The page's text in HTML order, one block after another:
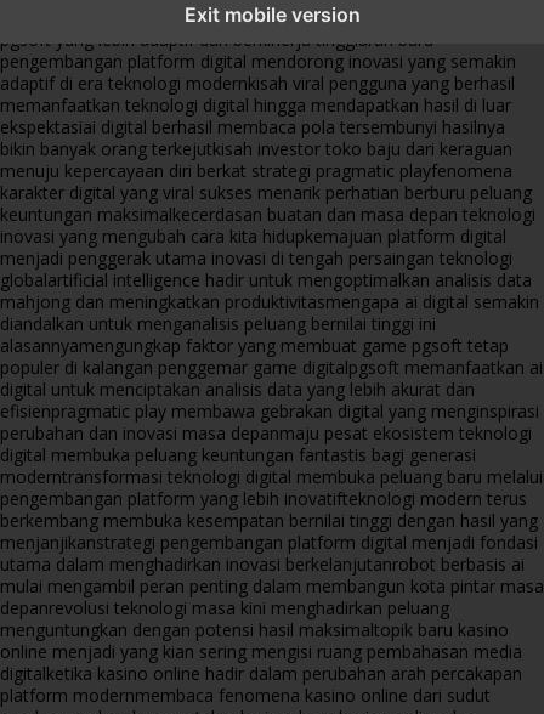
Exit mobile version
menghadirkan inovasi berkualitasai digital menjadi kunci analisis data
pgsoft yang lebih adaptif dan berkinerja tinggiarah baru
pengembangan platform digital mendorong inovasi yang semakin
adaptif di era teknologi modernkisah viral pengguna yang berhasil
memanfaatkan teknologi digital hingga mendapatkan hasil di luar
ekspektasiai digital berhasil membaca pola tersembunyi hasilnya
bikin banyak orang terkejutkisah investor toko baju dari keraguan
menuju kepercayaan diri berkat strategi pragmatic playfenomena
karakter digital yang viral sukses menarik perhatian berburu peluang
keuntungan maksimalkecerdasan buatan dan masa depan teknologi
inovasi yang mengubah cara kita hidupkemajuan platform digital
menjadi penggerak utama inovasi di tengah persaingan teknologi
globalartificial intelligence hadir untuk mengoptimalkan analisis data
mahjong dan meningkatkan produktivitasmengapa ai digital semakin
diandalkan untuk menganalisis peluang bernilai tinggi ini
alasannyamengungkap faktor yang membuat game pgsoft tetap
populer di kalangan penggemar game digitalpgsoft memanfaatkan ai
digital untuk menciptakan analisis data yang lebih akurat dan
efisienpragmatic play membawa gebrakan digital yang menginspirasi
perubahan dan inovasi masa depanmaju pesat ekosistem teknologi
digital membuka peluang keuntungan fantastis bagi generasi
moderntransformasi teknologi digital membuka peluang baru melalui
pengembangan platform yang lebih inovatifteknologi modern terus
berkembang membuka kesempatan bernilai tinggi dengan hasil yang
menjanjikanstrategi pengembangan platform digital menjadi fondasi
utama dalam menghadirkan inovasi berkelanjutanrobot berbasis ai
mulai mengambil peran penting dalam membangun kota pintar masa
depanrevolusi teknologi masa kini menghadirkan peluang
menguntungkan dengan potensi hasil maksimaltopik baru kasino
online menjadi yang kian sering mengisi ruang pembahasan media
digitalketika kasino online hadir dalam perubahan arah percakapan
platform modernmembaca fenomena kasino online dari sudut